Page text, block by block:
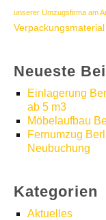
unserer Umzugsfirma am
Verpackungsmaterial
Neueste
Einlagerung
ab 5 m3
Möbelaufbau
Fernumzug
Neubuchung
Kategorien
Aktuelles